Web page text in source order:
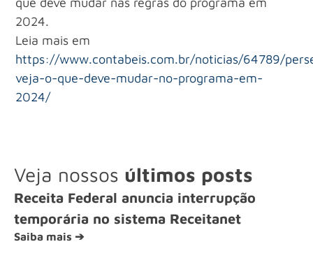
2024.
Leia mais em
https://www.contabeis.com.br/noticias/64789/
veja-o-que-deve-mudar-no-programa-em-
2024/
Veja nossos últimos posts
Receita Federal anuncia interrupção
temporária no sistema Receitanet
Saiba mais ➔